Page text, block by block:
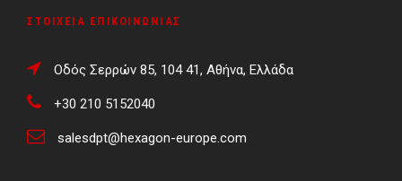
ΣΤΟΙΧΕΊΑ ΕΠΙΚΟΙΝΩΝΊΑΣ
Οδός Σερρών 85, 104 41, Αθήνα, Ελλάδα
+30 210 5152040
salesdpt@hexagon-europe.com